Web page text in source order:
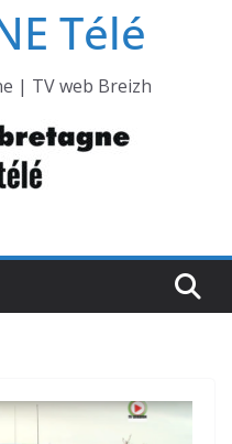
Télé
| TV web Breizh